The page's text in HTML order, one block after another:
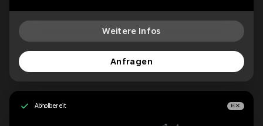
Weitere Infos
Anfragen
Abholbereit EX